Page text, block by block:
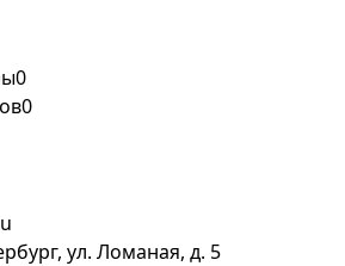
0
0
ул. Ломаная, д. 5